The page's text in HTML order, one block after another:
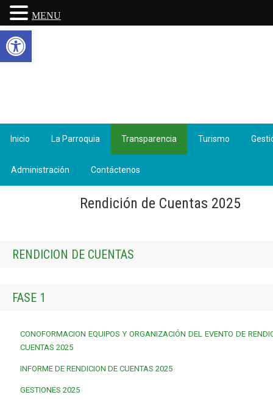
Inicio La Parroquia Transparencia Turismo
Administración Contáctenos
Rendición de Cuentas 2025
RENDICION DE CUENTAS
FASE 1
CONOFORMACION EQUIPOS Y ORGANIZACIÓN DEL EVENTO DE
CUENTAS 2025
INFORME DE RENDICION DE CUENTAS 2025
GESTIONES 2025
MENU
Abrir barra de herramientas